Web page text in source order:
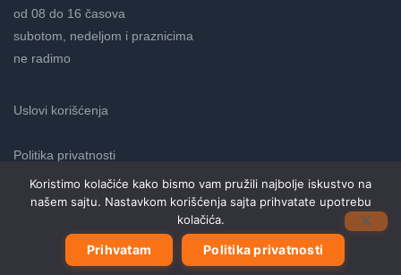
od 08 do 16 časova
subotom, nedeljom i praznicima
ne radimo
Uslovi korišćenja
Politika privatnosti
Neve
| Pokreće
WordPress
Koristimo kolačiće kako bismo vam pružili najbolje iskustvo na
našem sajtu. Nastavkom korišćenja sajta prihvatate upotrebu
kolačića.
Prihvatam Politika privatnosti